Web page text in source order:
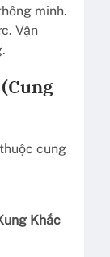
minh.
Vận
cung
Khắc